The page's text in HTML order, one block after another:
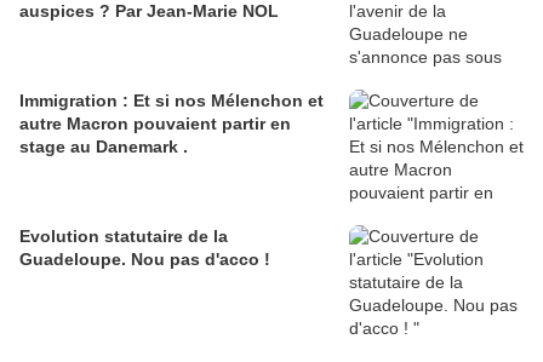
auspices ? Par Jean-Marie NOL
Immigration : Et si nos Mélenchon et
autre Macron pouvaient partir en
stage au Danemark .
Evolution statutaire de la
Guadeloupe. Nou pas d'acco !